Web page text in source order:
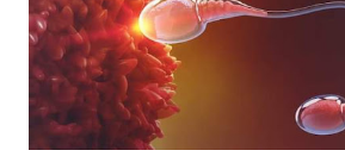
لصار القرآن مُجَلَّدات من الحسابات